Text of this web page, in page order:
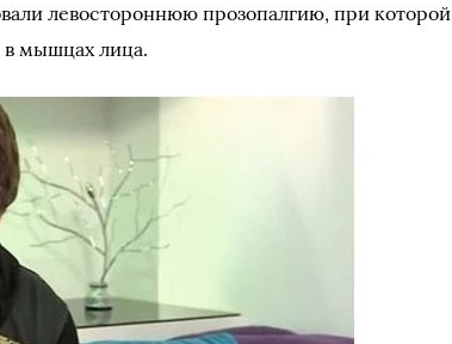
левостороннюю прозопалгию, при которой
в мышцах лица.